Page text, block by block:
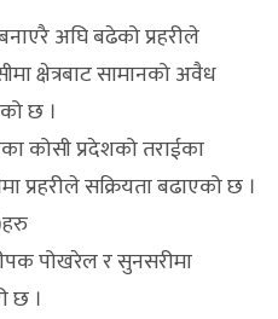
अघि बढेको प्रहरीले
क्षेत्रबाट सामानको अवैध
छ ।
कोसी प्रदेशको तराईका
प्रहरीले सक्रियता बढाएको छ ।
पोखरेल र सुनसरीमा
छ ।